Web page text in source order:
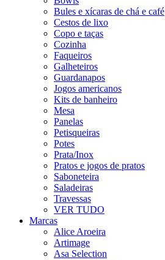
Bules e xícaras de chá e café
Cestos de lixo
Copo e taças
Cozinha
Faqueiros
Galheteiros
Guardanapos
Jogos americanos
Kits de banheiro
Mesa
Panelas
Petisqueiras
Potes
Prata/Inox
Pratos e jogos de pratos
Saboneteira
Saladeiras
Travessas
VER TUDO
Marcas
Alice Aroeira
Artimage
Asa Selection